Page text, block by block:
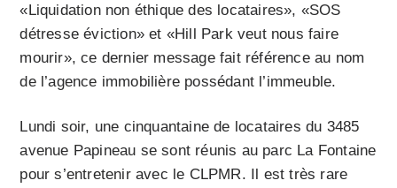
«Liquidation non éthique des locataires», «SOS
détresse éviction» et «Hill Park veut nous faire
mourir», ce dernier message fait référence au nom
de l’agence immobilière possédant l’immeuble.
Lundi soir, une cinquantaine de locataires du 3485
avenue Papineau se sont réunis au parc La Fontaine
pour s’entretenir avec le CLPMR. Il est très rare